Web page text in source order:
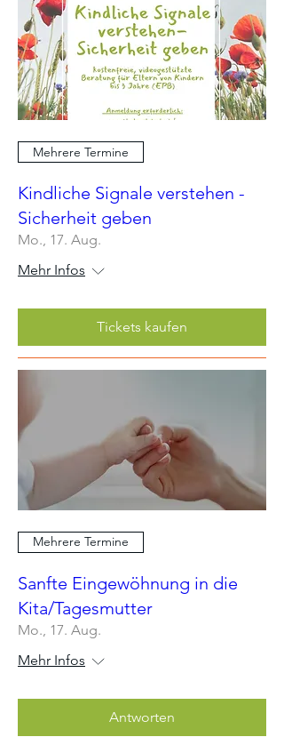
Mehrere Termine
Kindliche Signale verstehen -
Sicherheit geben
Mo., 17. Aug.
Mehr Infos
Tickets kaufen
Mehrere Termine
Sanfte Eingewöhnung in die
Kita/Tagesmutter
Mo., 17. Aug.
Mehr Infos
Antworten